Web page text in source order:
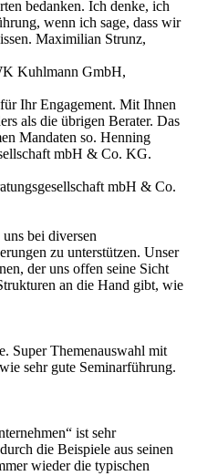
bedanken. Ich denke, ich
wenn ich sage, dass wir
Maximilian Strunz,
Kuhlmann GmbH,
Ihr Engagement. Mit Ihnen
als die übrigen Berater. Das
Mandaten so. Henning
mbH & Co. KG.
mbH & Co.
bei diversen
zu unterstützen. Unser
der uns offen seine Sicht
an die Hand gibt, wie
Super Themenauswahl mit
sehr gute Seminarführung.
ist sehr
die Beispiele aus seinen
wieder die typischen